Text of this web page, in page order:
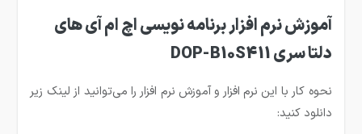
آموزش نرم افزار برنامه نویسی اچ ام آی های
دلتا سری DOP-B10S411
نحوه کار با این نرم افزار و آموزش نرم افزار را می‌توانید از لینک زیر
دانلود کنید: